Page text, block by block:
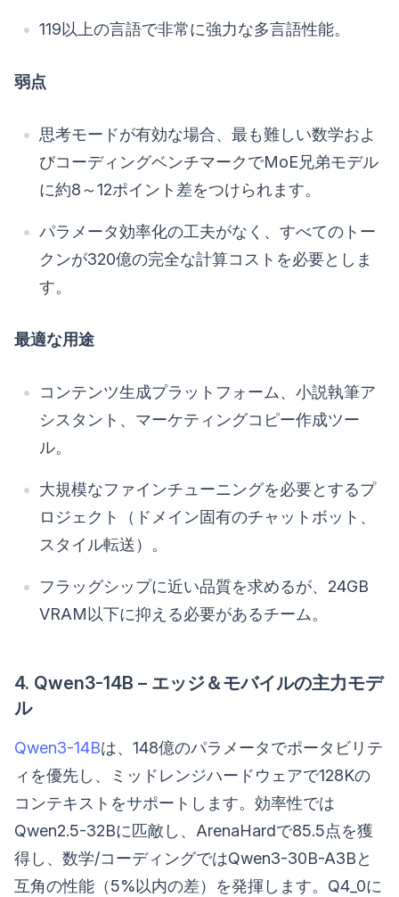
119以上の言語で非常に強力な多言語性能。
弱点
思考モードが有効な場合、最も難しい数学およ
びコーディングベンチマークでMoE兄弟モデル
に約8～12ポイント差をつけられます。
パラメータ効率化の工夫がなく、すべてのトー
クンが320億の完全な計算コストを必要としま
す。
最適な用途
コンテンツ生成プラットフォーム、小説執筆ア
シスタント、マーケティングコピー作成ツー
ル。
大規模なファインチューニングを必要とするプ
ロジェクト（ドメイン固有のチャットボット、
スタイル転送）。
フラッグシップに近い品質を求めるが、24GB
VRAM以下に抑える必要があるチーム。
4. Qwen3-14B – エッジ＆モバイルの主力モデ
ル
Qwen3-14Bは、148億のパラメータでポータビリテ
ィを優先し、ミッドレンジハードウェアで128Kの
コンテキストをサポートします。効率性では
Qwen2.5-32Bに匹敵し、ArenaHardで85.5点を獲
得し、数学/コーディングではQwen3-30B-A3Bと
互角の性能（5%以内の差）を発揮します。Q4_0に